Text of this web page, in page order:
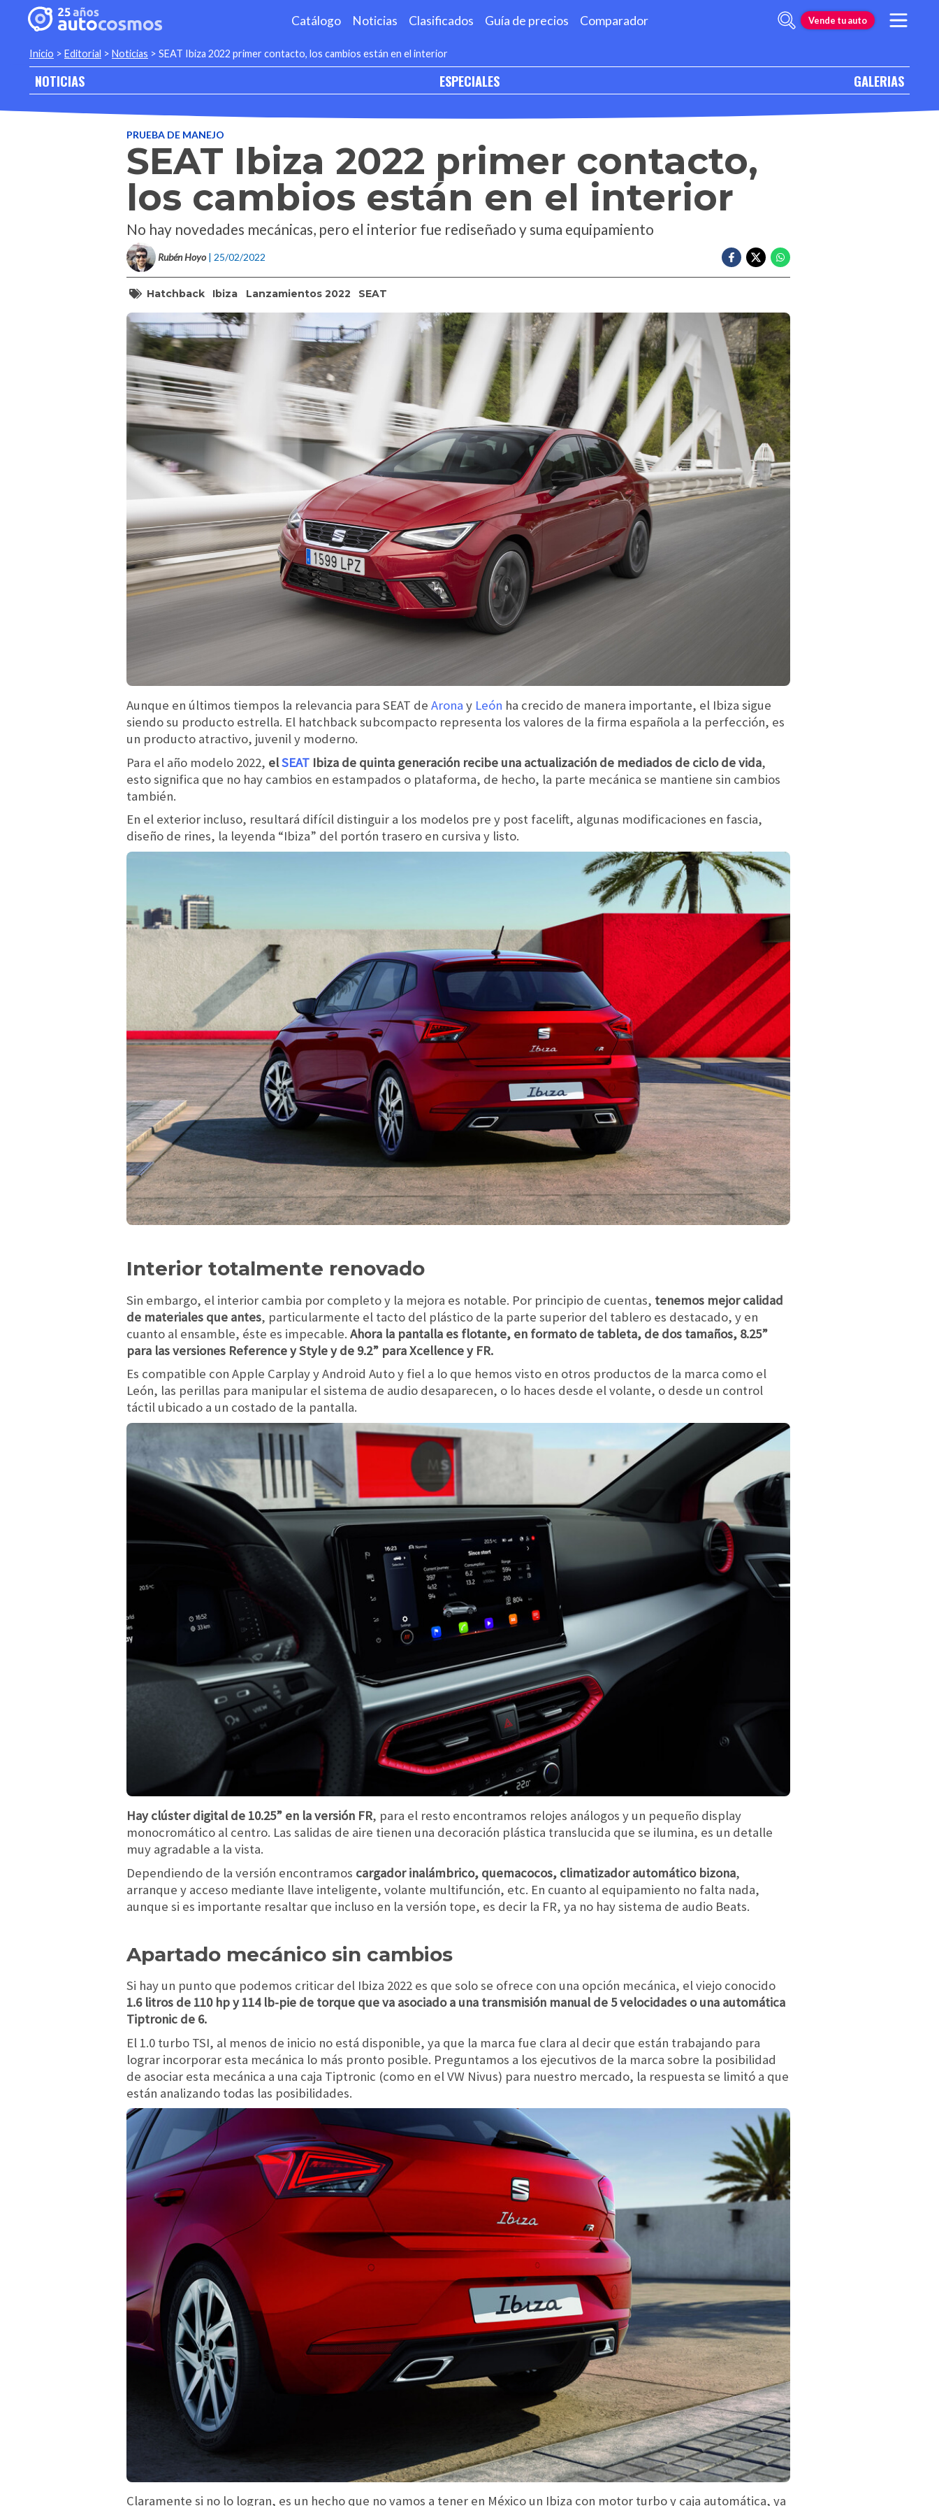
Catálogo Noticias Clasificados Guía de precios Comparador Vende tu auto
Inicio > Editorial > Noticias > SEAT Ibiza 2022 primer contacto, los cambios están en el interior
NOTICIAS ESPECIALES GALERIAS
PRUEBA DE MANEJO
SEAT Ibiza 2022 primer contacto,
los cambios están en el interior
No hay novedades mecánicas, pero el interior fue rediseñado y suma equipamiento
Rubén Hoyo | 25/02/2022
Hatchback Ibiza Lanzamientos 2022 SEAT
Aunque en últimos tiempos la relevancia para SEAT de Arona y León ha crecido de manera importante, el Ibiza sigue
siendo su producto estrella. El hatchback subcompacto representa los valores de la firma española a la perfección, es
un producto atractivo, juvenil y moderno.
Para el año modelo 2022, elSEAT Ibiza de quinta generación recibe una actualización de mediados de ciclo de vida,
esto significa que no hay cambios en estampados o plataforma, de hecho, la parte mecánica se mantiene sin cambios
también.
En el exterior incluso, resultará difícil distinguir a los modelos pre y post facelift, algunas modificaciones en fascia,
diseño de rines, la leyenda “Ibiza” del portón trasero en cursiva y listo.
Interior totalmente renovado
Sin embargo, el interior cambia por completo y la mejora es notable. Por principio de cuentas, tenemos mejor calidad
de materiales que antes, particularmente el tacto del plástico de la parte superior del tablero es destacado, y en
cuanto al ensamble, éste es impecable. Ahora la pantalla es flotante, en formato de tableta, de dos tamaños, 8.25”
para las versiones Reference y Style y de 9.2” para Xcellence y FR.
Es compatible con Apple Carplay y Android Auto y fiel a lo que hemos visto en otros productos de la marca como el
León, las perillas para manipular el sistema de audio desaparecen, o lo haces desde el volante, o desde un control
táctil ubicado a un costado de la pantalla.
Hay clúster digital de 10.25” en la versión FR, para el resto encontramos relojes análogos y un pequeño display
monocromático al centro. Las salidas de aire tienen una decoración plástica translucida que se ilumina, es un detalle
muy agradable a la vista.
Dependiendo de la versión encontramos cargador inalámbrico, quemacocos, climatizador automático bizona,
arranque y acceso mediante llave inteligente, volante multifunción, etc. En cuanto al equipamiento no falta nada,
aunque si es importante resaltar que incluso en la versión tope, es decir la FR, ya no hay sistema de audio Beats.
Apartado mecánico sin cambios
Si hay un punto que podemos criticar del Ibiza 2022 es que solo se ofrece con una opción mecánica, el viejo conocido
1.6 litros de 110 hp y 114 lb-pie de torque que va asociado a una transmisión manual de 5 velocidades o una automática
Tiptronic de 6.
El 1.0 turbo TSI, al menos de inicio no está disponible, ya que la marca fue clara al decir que están trabajando para
lograr incorporar esta mecánica lo más pronto posible. Preguntamos a los ejecutivos de la marca sobre la posibilidad
de asociar esta mecánica a una caja Tiptronic (como en el VW Nivus) para nuestro mercado, la respuesta se limitó a que
están analizando todas las posibilidades.
Claramente si no lo logran, es un hecho que no vamos a tener en México un Ibiza con motor turbo y caja automática, ya